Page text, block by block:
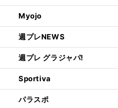
Myojo
週プレNEWS
週プレ グラジャパ!
Sportiva
パラスポ